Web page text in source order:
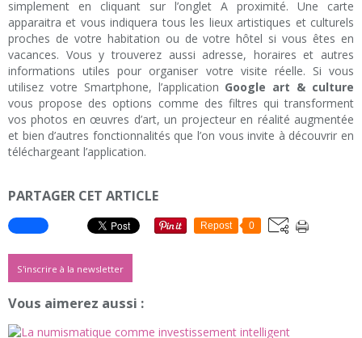
simplement en cliquant sur l’onglet A proximité. Une carte
apparaitra et vous indiquera tous les lieux artistiques et culturels
proches de votre habitation ou de votre hôtel si vous êtes en
vacances. Vous y trouverez aussi adresse, horaires et autres
informations utiles pour organiser votre visite réelle. Si vous
utilisez votre Smartphone, l’application Google art & culture
vous propose des options comme des filtres qui transforment
vos photos en œuvres d’art, un projecteur en réalité augmentée
et bien d’autres fonctionnalités que l’on vous invite à découvrir en
téléchargeant l’application.
PARTAGER CET ARTICLE
Repost 0
S'inscrire à la newsletter
Vous aimerez aussi :